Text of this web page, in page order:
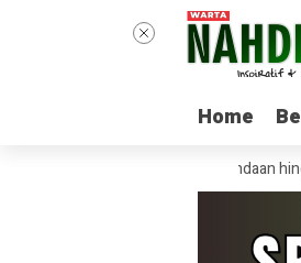
Home
Home
Dorong Penundaan hingga